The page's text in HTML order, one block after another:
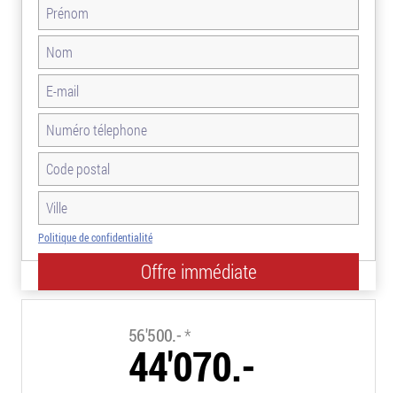
Politique de confidentialité
56'500.-*
44'070.-